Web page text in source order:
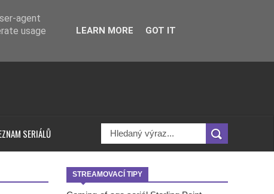
SERIÁLŮ
STREAMOVACÍ TIPY
agent
usage
LEARN MORE GOT IT